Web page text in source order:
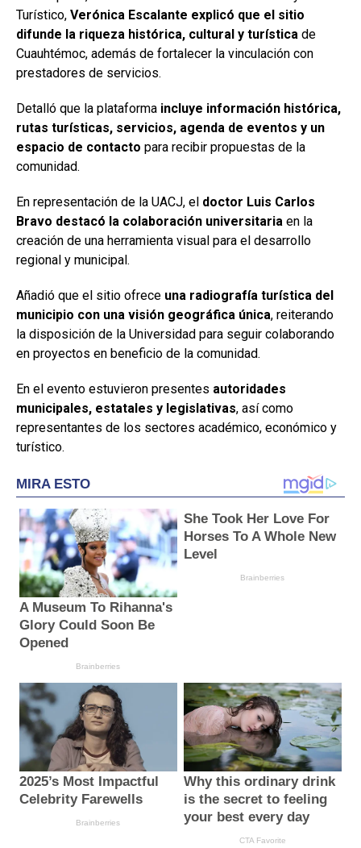
Turístico, Verónica Escalante explicó que el sitio
difunde la riqueza histórica, cultural y turística de
Cuauhtémoc, además de fortalecer la vinculación con
prestadores de servicios.
Detalló que la plataforma incluye información histórica,
rutas turísticas, servicios, agenda de eventos y un
espacio de contacto para recibir propuestas de la
comunidad.
En representación de la UACJ, el doctor Luis Carlos
Bravo destacó la colaboración universitaria en la
creación de una herramienta visual para el desarrollo
regional y municipal.
Añadió que el sitio ofrece una radiografía turística del
municipio con una visión geográfica única, reiterando
la disposición de la Universidad para seguir colaborando
en proyectos en beneficio de la comunidad.
En el evento estuvieron presentes autoridades
municipales, estatales y legislativas, así como
representantes de los sectores académico, económico y
turístico.